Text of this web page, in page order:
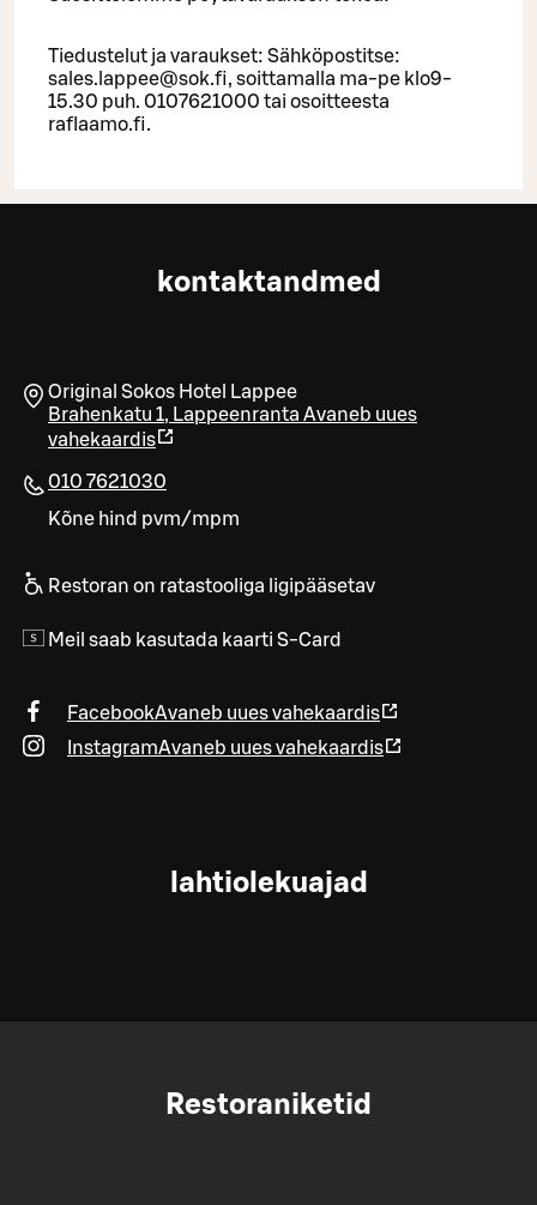
Tiedustelut ja varaukset: Sähköpostitse:
sales.lappee@sok.fi, soittamalla ma-pe klo9-
15.30 puh. 0107621000 tai osoitteesta
raflaamo.fi.
kontaktandmed
Original Sokos Hotel Lappee
Brahenkatu 1, Lappeenranta Avaneb uues
vahekaardis
010 7621030
Kõne hind pvm/mpm
Restoran on ratastooliga ligipääsetav
Meil saab kasutada kaarti S-Card
FacebookAvaneb uues vahekaardis
InstagramAvaneb uues vahekaardis
lahtiolekuajad
Restoraniketid